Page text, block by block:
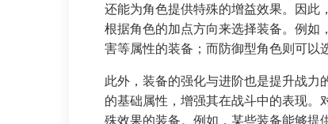
还能为角色提供特殊的增益效果。因
根据角色的加点方向来选择装备。例
害等属性的装备；而防御型角色则可以
此外，装备的强化与进阶也是提升战
的基础属性，增强其在战斗中的表现